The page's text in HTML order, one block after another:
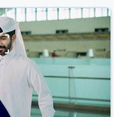
العرب القطرية قطر 07 تموز/يوليو 2026